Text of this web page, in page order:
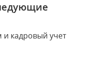
кадровый учет